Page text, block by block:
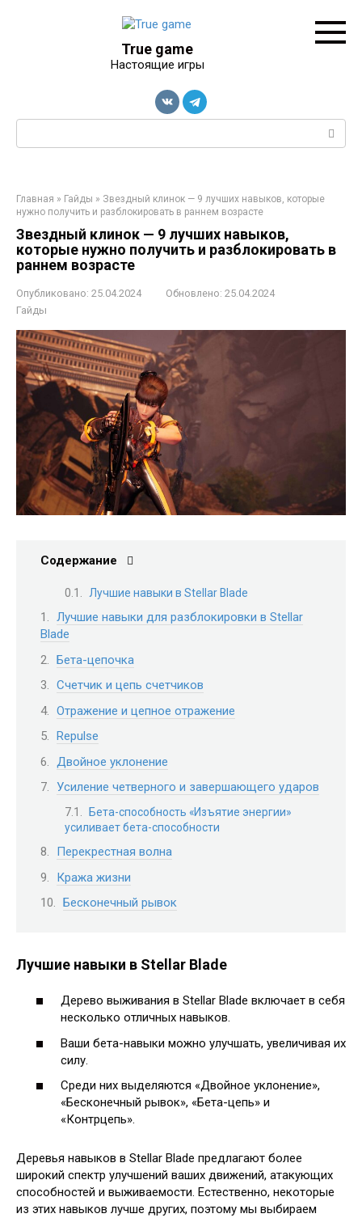
True game
Настоящие игры
Поиск:
Главная » Гайды » Звездный клинок — 9 лучших навыков, которые
нужно получить и разблокировать в раннем возрасте
Звездный клинок — 9 лучших навыков,
которые нужно получить и разблокировать в
раннем возрасте
Опубликовано: 25.04.2024 Обновлено: 25.04.2024
Гайды
Содержание
Лучшие навыки в Stellar Blade
Лучшие навыки для разблокировки в Stellar
Blade
Бета-цепочка
Счетчик и цепь счетчиков
Отражение и цепное отражение
Repulse
Двойное уклонение
Усиление четверного и завершающего ударов
Бета-способность «Изъятие энергии»
усиливает бета-способности
Перекрестная волна
Кража жизни
Бесконечный рывок
Лучшие навыки в Stellar Blade
Дерево выживания в Stellar Blade включает в себя
несколько отличных навыков.
Ваши бета-навыки можно улучшать, увеличивая их
силу.
Среди них выделяются «Двойное уклонение»,
«Бесконечный рывок», «Бета-цепь» и
«Контрцепь».
Деревья навыков в Stellar Blade предлагают более
широкий спектр улучшений ваших движений, атакующих
способностей и выживаемости. Естественно, некоторые
из этих навыков лучше других, поэтому мы выбираем